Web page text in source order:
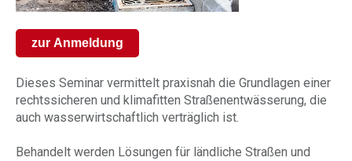
zur Anmeldung
Dieses Seminar vermittelt praxisnah die Grundlagen einer
rechtssicheren und klimafitten Straßenentwässerung, die
auch wasserwirtschaftlich verträglich ist.
Behandelt werden Lösungen für ländliche Straßen und